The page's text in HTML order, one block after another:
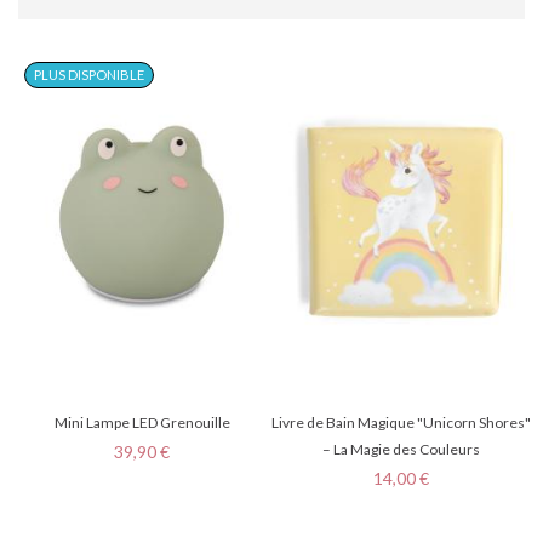
Mini Lampe LED Grenouille
Prix
39,90 €
PLUS DISPONIBLE
Livre de Bain Magique "Unicorn Shores"
– La Magie des Couleurs
Prix
14,00 €